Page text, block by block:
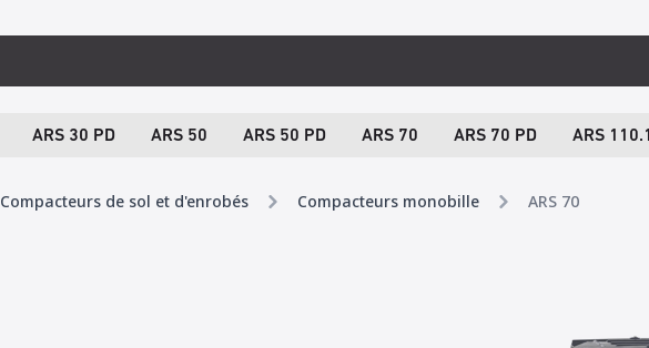
ARS 30 PD ARS 50 ARS 50 PD ARS 70 ARS 70 PD ARS 110.1
Compacteurs de sol et d'enrobés Compacteurs monobille ARS 70